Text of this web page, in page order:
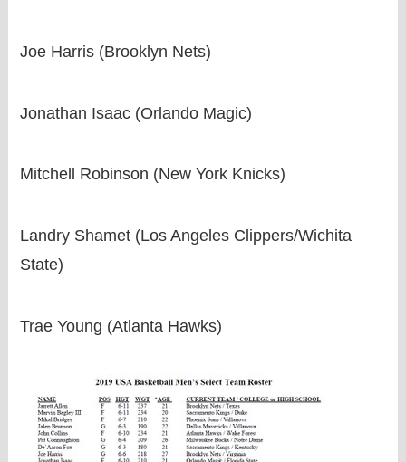
Joe Harris (Brooklyn Nets)
Jonathan Isaac (Orlando Magic)
Mitchell Robinson (New York Knicks)
Landry Shamet (Los Angeles Clippers/Wichita
State)
Trae Young (Atlanta Hawks)